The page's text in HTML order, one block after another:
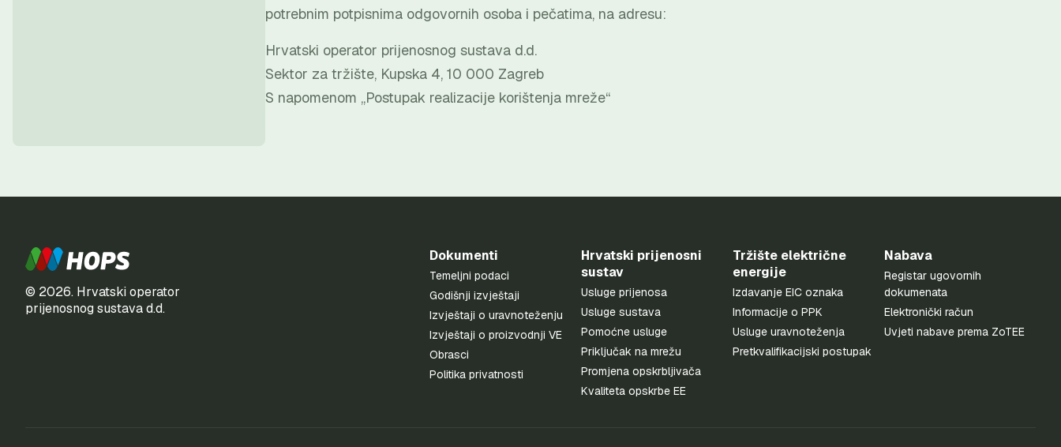
potrebnim potpisnima odgovornih osoba i pečatima, na adresu:
Hrvatski operator prijenosnog sustava d.d.
Sektor za tržište, Kupska 4, 10 000 Zagreb
S napomenom „Postupak realizacije korištenja mreže“
© 2026. Hrvatski operator
prijenosnog sustava d.d.
Dokumenti
Temeljni podaci
Godišnji izvještaji
Izvještaji o uravnoteženju
Izvještaji o proizvodnji VE
Obrasci
Politika privatnosti
Hrvatski prijenosni
sustav
Usluge prijenosa
Usluge sustava
Pomoćne usluge
Priključak na mrežu
Promjena opskrbljivača
Kvaliteta opskrbe EE
Tržište električne
energije
Izdavanje EIC oznaka
Informacije o PPK
Usluge uravnoteženja
Pretkvalifikacijski postupak
Nabava
Registar ugovornih
dokumenata
Elektronički račun
Uvjeti nabave prema ZoTEE